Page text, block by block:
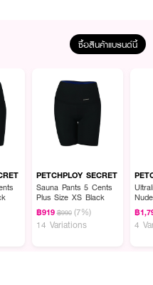
ถุงน่องนวัตกรรมใหม่สำหรับผู้หญิง
มใส่สบาย ช่วยกระชับต้นขาและมอบ
ขาด
างามมั่นใจ
ซื้อสินค้าแบรนด์นี้
PETCHPLOY SECRET
Sauna Pants 5 Cents
Plus Size XS Black
฿919 ฿990 (7%)
14 Variations
฿
4